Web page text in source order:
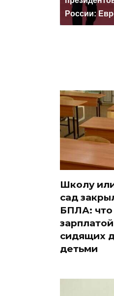
России:
Школу
сад
БПЛА: что
сидящих
детьми